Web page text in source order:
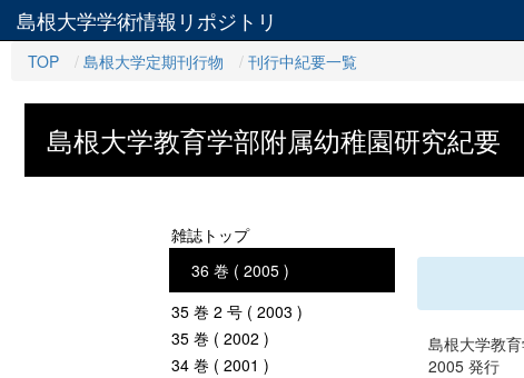
島根大学学術情報リポジトリ
TOP
島根大学定期刊行物 刊行中紀要一覧
島根大学教育学部附属幼稚園研究紀要
雑誌トップ
36 巻 ( 2005 )
35 巻 2 号 ( 2003 )
35 巻 ( 2002 )
34 巻 ( 2001 )
島根大学教
2005 発行